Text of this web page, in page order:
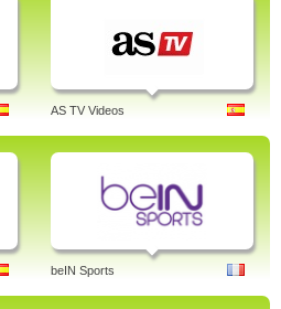
AS TV Videos
beIN Sports